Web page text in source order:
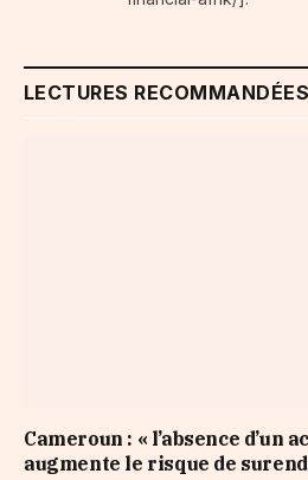
LECTURES RECOMMANDÉES
Cameroun : « l’absence d’un
augmente le risque de